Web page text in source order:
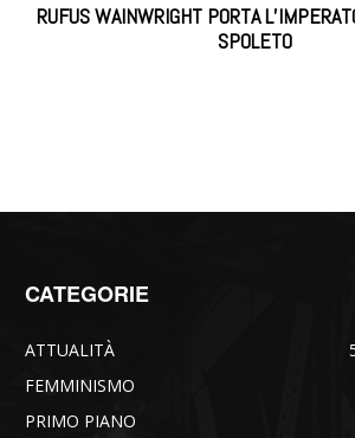
RUFUS WAINWRIGHT PORTA
SPOLETO
CATEGORIE
ATTUALITÀ
FEMMINISMO
PRIMO PIANO